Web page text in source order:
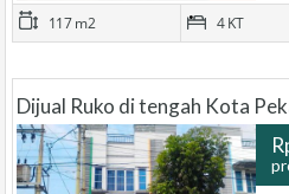
117 m2 4 KT
Dijual Ruko di tengah Kota